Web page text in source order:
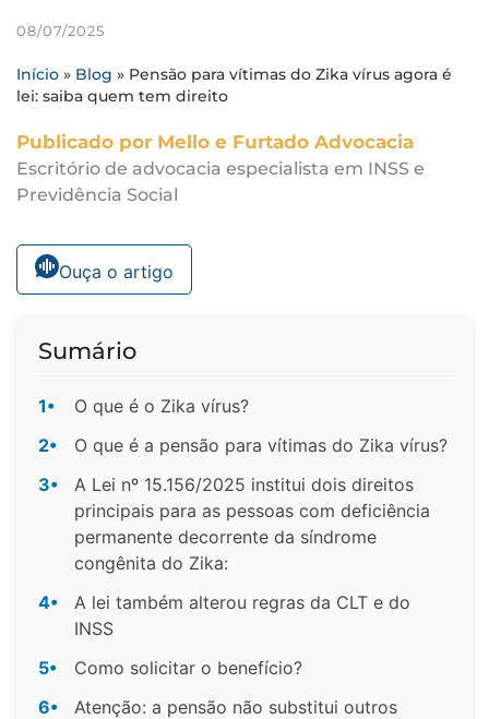
08/07/2025
Início » Blog » Pensão para vítimas do Zika vírus agora é
lei: saiba quem tem direito
Publicado por Mello e Furtado Advocacia
Escritório de advocacia especialista em INSS e
Previdência Social
Ouça o artigo
Sumário
1•
O que é o Zika vírus?
2•
O que é a pensão para vítimas do Zika vírus?
3•
A Lei nº 15.156/2025 institui dois direitos
principais para as pessoas com deficiência
permanente decorrente da síndrome
congênita do Zika:
4•
A lei também alterou regras da CLT e do
INSS
5•
Como solicitar o benefício?
6•
Atenção: a pensão não substitui outros